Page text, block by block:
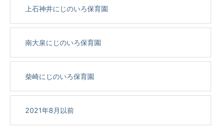
上石神井にじのいろ保育園
南大泉にじのいろ保育園
柴崎にじのいろ保育園
2021年8月以前